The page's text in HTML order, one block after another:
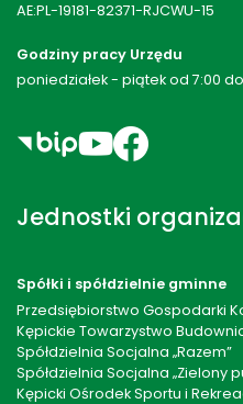
AE:PL-19181-82371-RJCWU-15
Godziny pracy Urzędu
poniedziałek - piątek od 7:00 do
Jednostki
Spółki i spółdzielnie gminne
Przedsiębiorstwo Gospodarki
Kępickie Towarzystwo
Spółdzielnia Socjalna „Razem”
Spółdzielnia Socjalna „Zielony
Kępicki Ośrodek Sportu i